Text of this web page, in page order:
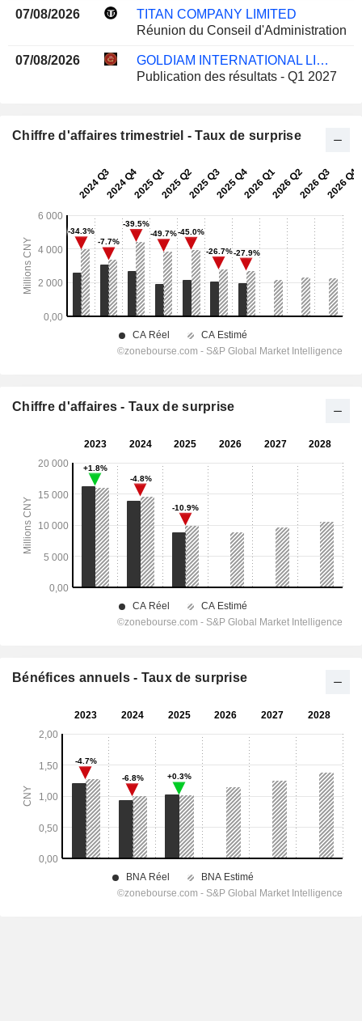
07/08/2026
TITAN COMPANY LIMITED
Réunion du Conseil d'Administration
07/08/2026
GOLDIAM INTERNATIONAL LIMITED
Publication des résultats - Q1 2027
Chiffre d'affaires trimestriel - Taux de surprise
Chiffre d'affaires - Taux de surprise
Bénéfices annuels - Taux de surprise